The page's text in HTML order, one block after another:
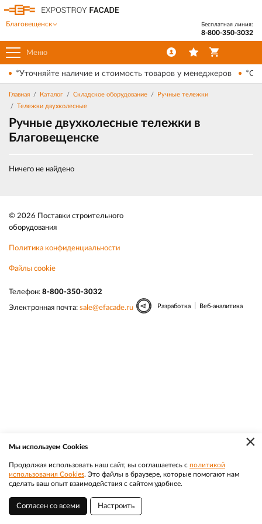
Меню
Благовещенск Бесплатная линия:
8-800-350-3032
*Уточняйте наличие и стоимость товаров у менеджеров
Главная Каталог Складское оборудование
Ручные тележки
Тележки двухколесные
Ручные двухколесные тележки в
Благовещенске
Ничего не найдено
© 2026 Поставки строительного
оборудования
Политика конфиденциальности
Файлы cookie
Телефон: 8-800-350-3032
Электронная почта: sale@efacade.ru Разработка Веб-аналитика
×
Мы используем Cookies
Продолжая использовать наш сайт, вы соглашаетесь с политикой
использования Cookies. Это файлы в браузере, которые помогают нам
сделать ваш опыт взаимодействия с сайтом удобнее.
Согласен со всеми Настроить